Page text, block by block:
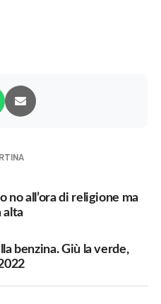
no all’ora di religione ma
alta
benzina. Giù la verde,